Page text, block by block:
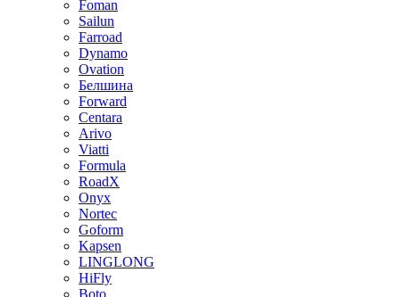
Foman
Sailun
Farroad
Dynamo
Ovation
Белшина
Forward
Centara
Arivo
Viatti
Formula
RoadX
Onyx
Nortec
Goform
Kapsen
LINGLONG
HiFly
Boto